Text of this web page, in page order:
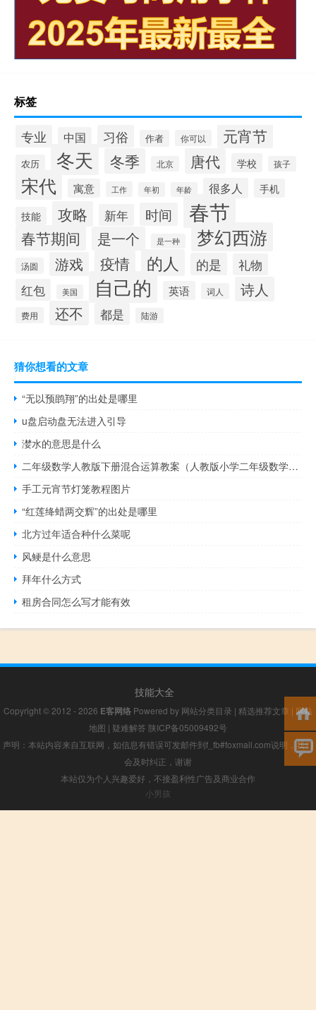
标签
专业 中国 习俗 作者 你可以 元宵节
农历 冬天 冬季 北京 唐代 学校 孩子
宋代 寓意 工作 年初 年龄 很多人 手机
技能 攻略 新年 时间 春节
春节期间 是一个 是一种 梦幻西游
汤圆 游戏 疫情 的人 的是
礼物
红包
美国 自己的 英语 词人 诗人
费用 还不 都是 陆游
猜你想看的文章
“无以预鹍翔”的出处是哪里
u盘启动盘无法进入引导
漤水的意思是什么
二年级数学人教版下册混合运算教案（人教版小学二年级数学混合运算练习题）
手工元宵节灯笼教程图片
“红莲绛蜡两交辉”的出处是哪里
北方过年适合种什么菜呢
风鲠是什么意思
拜年什么方式
租房合同怎么写才能有效
技能大全
Copyright © 2012 - 2026 E客网络 Powered by 网站分类目录 | 精选推荐文章 | 网站
地图 | 疑难解答 陕ICP备05009492号
声明：本站内容来自互联网，如信息有错误可发邮件到f_fb#foxmail.com说明，我们
会及时纠正，谢谢
本站仅为个人兴趣爱好，不接盈利性广告及商业合作
小男孩